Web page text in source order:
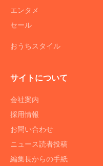
エンタメ
セール
おうちスタイル
サイトについて
会社案内
採用情報
お問い合わせ
ニュース読者投稿
編集長からの手紙